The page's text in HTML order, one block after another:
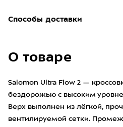
Способы доставки
О товаре
Salomon Ultra Flow 2 —
бездорожью с высоким
Верх выполнен из лёгкой,
вентилируемой сетки.